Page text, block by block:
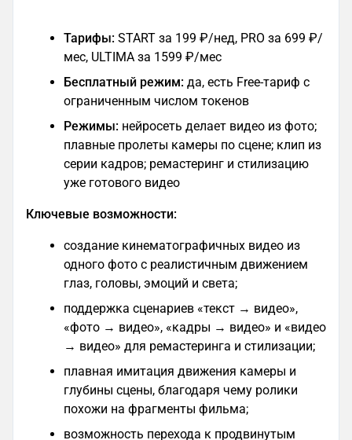
Тарифы: START за 199 ₽/нед, PRO за 699 ₽/
мес, ULTIMA за 1599 ₽/мес
Бесплатный режим: да, есть Free-тариф с
ограниченным числом токенов
Режимы: нейросеть делает видео из фото;
плавные пролеты камеры по сцене; клип из
серии кадров; ремастеринг и стилизацию
уже готового видео
Ключевые возможности:
создание кинематографичных видео из
одного фото с реалистичным движением
глаз, головы, эмоций и света;
поддержка сценариев «текст → видео»,
«фото → видео», «кадры → видео» и «видео
→ видео» для ремастеринга и стилизации;
плавная имитация движения камеры и
глубины сцены, благодаря чему ролики
похожи на фрагменты фильма;
возможность перехода к продвинутым